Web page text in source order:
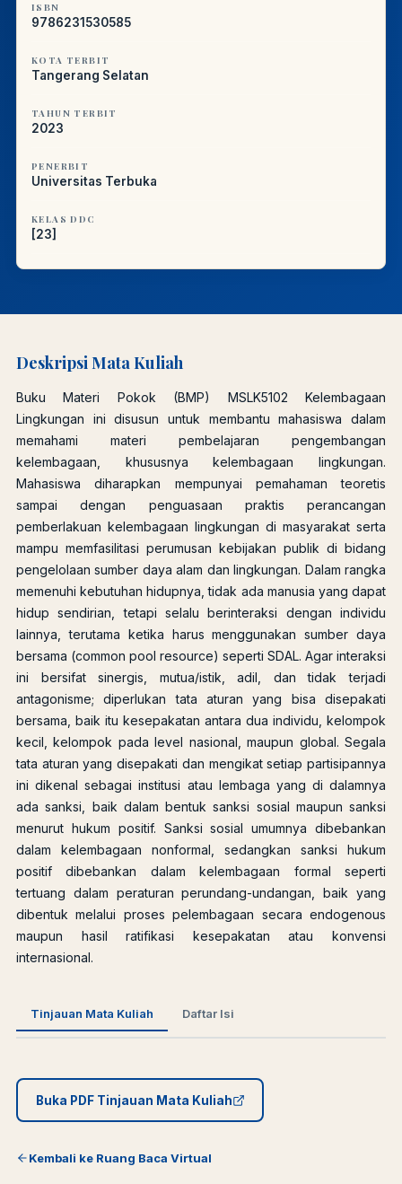
ISBN
9786231530585
KOTA TERBIT
Tangerang Selatan
TAHUN TERBIT
2023
PENERBIT
Universitas Terbuka
KELAS DDC
[23]
Deskripsi Mata Kuliah
Buku Materi Pokok (BMP) MSLK5102 Kelembagaan
Lingkungan ini disusun untuk membantu mahasiswa dalam
memahami materi pembelajaran pengembangan
kelembagaan, khususnya kelembagaan lingkungan.
Mahasiswa diharapkan mempunyai pemahaman teoretis
sampai dengan penguasaan praktis perancangan
pemberlakuan kelembagaan lingkungan di masyarakat serta
mampu memfasilitasi perumusan kebijakan publik di bidang
pengelolaan sumber daya alam dan lingkungan. Dalam rangka
memenuhi kebutuhan hidupnya, tidak ada manusia yang dapat
hidup sendirian, tetapi selalu berinteraksi dengan individu
lainnya, terutama ketika harus menggunakan sumber daya
bersama (common pool resource) seperti SDAL. Agar interaksi
ini bersifat sinergis, mutua/istik, adil, dan tidak terjadi
antagonisme; diperlukan tata aturan yang bisa disepakati
bersama, baik itu kesepakatan antara dua individu, kelompok
kecil, kelompok pada level nasional, maupun global. Segala
tata aturan yang disepakati dan mengikat setiap partisipannya
ini dikenal sebagai institusi atau lembaga yang di dalamnya
ada sanksi, baik dalam bentuk sanksi sosial maupun sanksi
menurut hukum positif. Sanksi sosial umumnya dibebankan
dalam kelembagaan nonformal, sedangkan sanksi hukum
positif dibebankan dalam kelembagaan formal seperti
tertuang dalam peraturan perundang-undangan, baik yang
dibentuk melalui proses pelembagaan secara endogenous
maupun hasil ratifikasi kesepakatan atau konvensi
internasional.
Tinjauan Mata Kuliah Daftar Isi
Buka PDF Tinjauan Mata Kuliah
Kembali ke Ruang Baca Virtual